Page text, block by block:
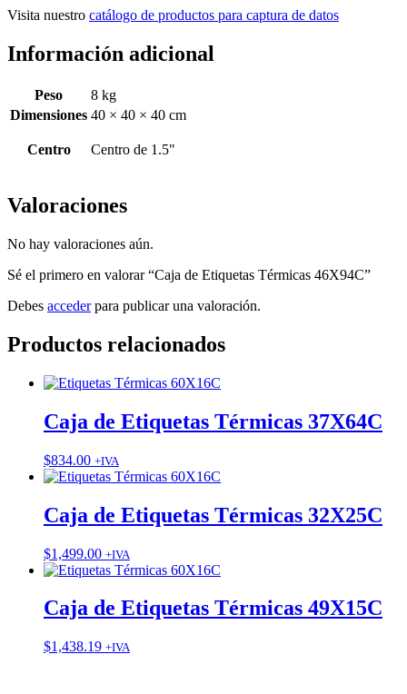
Visita nuestro catálogo de productos para captura de datos
Información adicional
Peso
8 kg
Dimensiones 40 × 40 × 40 cm
Centro Centro de 1.5"
Valoraciones
No hay valoraciones aún.
Sé el primero en valorar “Caja de Etiquetas Térmicas 46X94C”
Debes accederpara publicar una valoración.
Productos relacionados
Caja de Etiquetas Térmicas 37X64C
$834.00 +IVA
Caja de Etiquetas Térmicas 32X25C
$1,499.00 +IVA
Caja de Etiquetas Térmicas 49X15C
$1,438.19 +IVA